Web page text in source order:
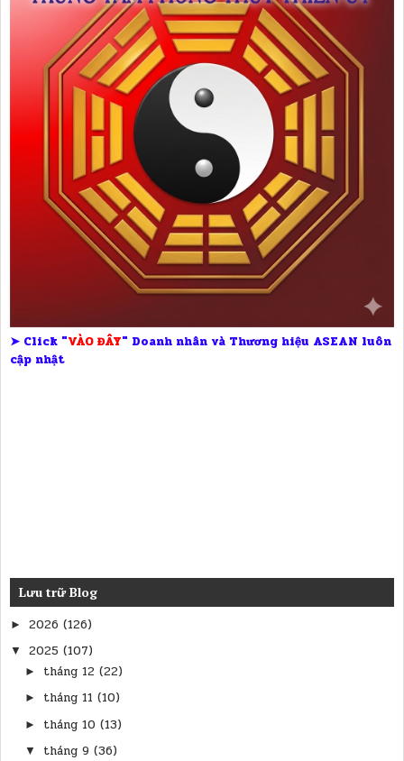
➤ Click "VÀO ĐÂY" Doanh nhân và Thương hiệu ASEAN luôn
cập nhật
Lưu trữ Blog
► 2026 (126)
▼ 2025 (107)
► tháng 12 (22)
► tháng 11 (10)
► tháng 10 (13)
▼ tháng 9 (36)